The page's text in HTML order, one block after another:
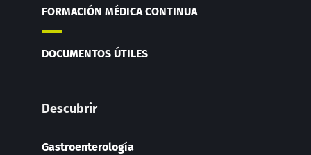
FORMACIÓN MÉDICA CONTINUA
DOCUMENTOS ÚTILES
Descubrir
Gastroenterología